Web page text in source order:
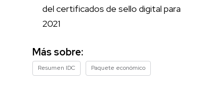
del certificados de sello digital para
2021
Más sobre:
Resumen IDC Paquete económico